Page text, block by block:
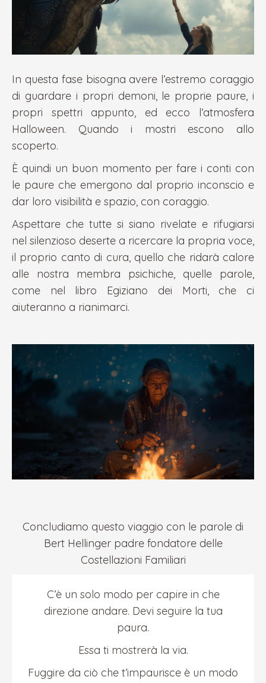
In questa fase bisogna avere l’estremo coraggio
di guardare i propri demoni, le proprie paure, i
propri spettri appunto, ed ecco l’atmosfera
Halloween. Quando i mostri escono allo
scoperto.
È quindi un buon momento per fare i conti con
le paure che emergono dal proprio inconscio e
dar loro visibilità e spazio, con coraggio.
Aspettare che tutte si siano rivelate e rifugiarsi
nel silenzioso deserte a ricercare la propria voce,
il proprio canto di cura, quello che ridarà calore
alle nostra membra psichiche, quelle parole,
come nel libro Egiziano dei Morti, che ci
aiuteranno a rianimarci.
Concludiamo questo viaggio con le parole di
Bert Hellinger padre fondatore delle
Costellazioni Familiari
C’è un solo modo per capire in che
direzione andare. Devi seguire la tua
paura.
Essa ti mostrerà la via.
Fuggire da ciò che t’impaurisce è un modo